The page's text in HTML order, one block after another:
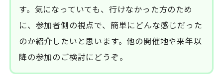
す。気になっていても、行けなかった方のため
に、参加者側の視点で、簡単にどんな感じだった
のか紹介したいと思います。他の開催地や来年以
降の参加のご検討にどうぞ。